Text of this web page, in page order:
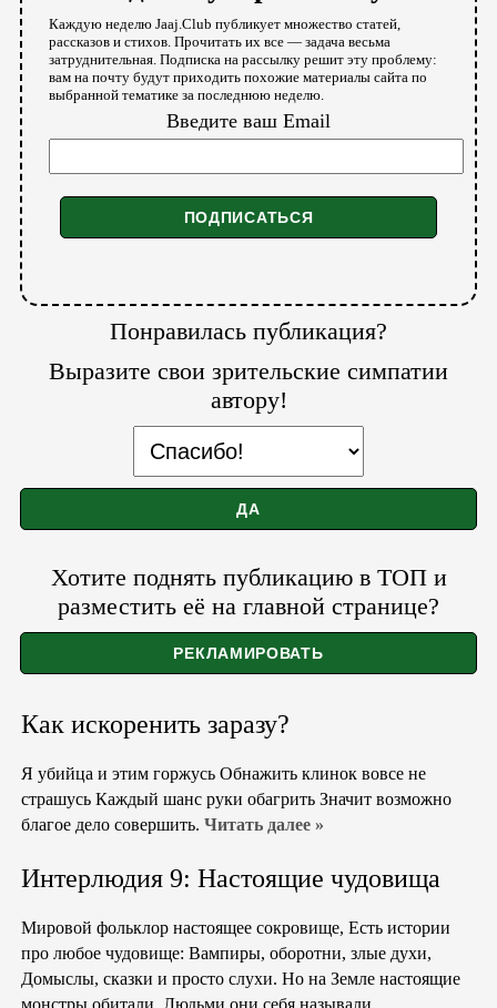
Каждую неделю Jaaj.Club публикует множество статей,
рассказов и стихов. Прочитать их все — задача весьма
затруднительная. Подписка на рассылку решит эту проблему:
вам на почту будут приходить похожие материалы сайта по
выбранной тематике за последнюю неделю.
Введите ваш Email
Понравилась публикация?
Выразите свои зрительские симпатии
автору!
Хотите поднять публикацию в ТОП и
разместить её на главной странице?
Как искоренить заразу?
Я убийца и этим горжусь Обнажить клинок вовсе не
страшусь Каждый шанс руки обагрить Значит возможно
благое дело совершить. Читать далее »
Интерлюдия 9: Настоящие чудовища
Мировой фольклор настоящее сокровище, Есть истории
про любое чудовище: Вампиры, оборотни, злые духи,
Домыслы, сказки и просто слухи. Но на Земле настоящие